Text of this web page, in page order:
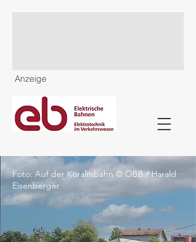
Anzeige
Foto: Auf der Koralmbahn © ÖBB / Harald
Eisenberger